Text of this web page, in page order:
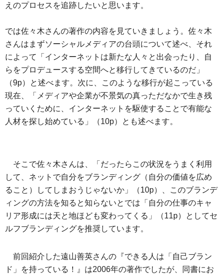
えのプロセスを追跡したいと思います。
では佐々木さんの著作の内容を見ていきましょう。佐々木
さんはまずソーシャルメディアの台頭について述べ、それ
によって「インターネットは新たな人々と出会ったり、自
らをプロデュースする空間へと移行してきているのだ」
（9p）と述べます。次に、このような移行が起こっている
現在、「メディアや企業が不景気の真っただなかで生き残
っていくために、インターネットを駆使することで有能な
人材を探し始めている」（10p）とも述べます。
そこで佐々木さんは、「だったらこの状況をうまく利用
して、ネットで自分をブランディング（自分の価値を広め
ること）してしまおうじゃないか」（10p）、このブランデ
ィングの方法を知ると知らないとでは「自分の仕事のキャ
リア形成には天と地ほども変わってくる」（11p）としてセ
ルフブランディングを推奨しています。
前回紹介した遠山善英さんの『できる人は「自己ブラン
ド」を持っている！』は2006年の著作でしたが、同書にお